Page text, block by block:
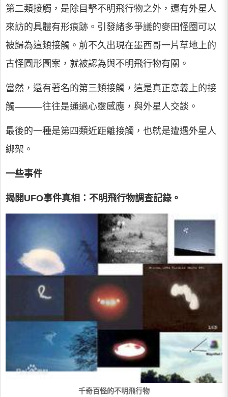
第二類接觸，是除目擊不明飛行物之外，還有外星人
來訪的具體有形痕跡。引發諸多爭議的麥田怪圈可以
被歸為這類接觸。前不久出現在墨西哥一片草地上的
古怪圓形圖案，就被認為與不明飛行物有關。
當然，還有著名的第三類接觸，這是真正意義上的接
觸———往往是通過心靈感應，與外星人交談。
最後的一種是第四類近距離接觸，也就是遭遇外星人
綁架。
一些事件
揭開UFO事件真相：不明飛行物調查記錄。
千奇百怪的不明飛行物